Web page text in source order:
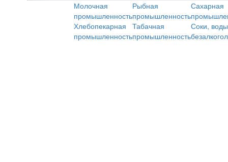
Молочная
промышленность
Рыбная
промышленность
Сахарная
Хлебопекарная
промышленность
Табачная
промышленность
Соки,